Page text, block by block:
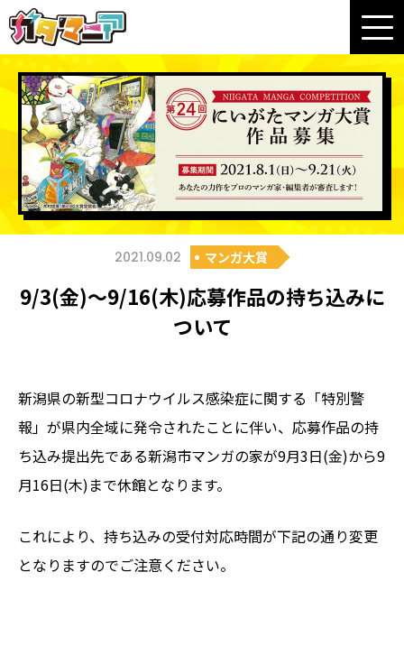
2021.09.02 マンガ大賞
9/3(金)～9/16(木)応募作品の持ち込みに
ついて
新潟県の新型コロナウイルス感染症に関する「特別警
報」が県内全域に発令されたことに伴い、応募作品の持
ち込み提出先である新潟市マンガの家が9月3日(金)から9
月16日(木)まで休館となります。
これにより、持ち込みの受付対応時間が下記の通り変更
となりますのでご注意ください。